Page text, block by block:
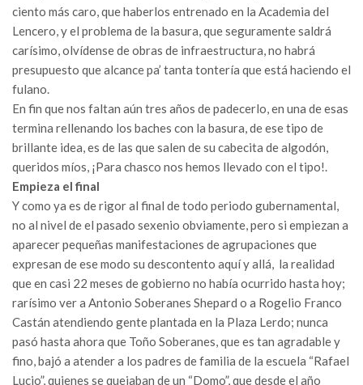
ciento más caro, que haberlos entrenado en la Academia del
Lencero, y el problema de la basura, que seguramente saldrá
carísimo, olvídense de obras de infraestructura, no habrá
presupuesto que alcance pa’ tanta tontería que está haciendo el
fulano.
En fin que nos faltan aún tres años de padecerlo, en una de esas
termina rellenando los baches con la basura, de ese tipo de
brillante idea, es de las que salen de su cabecita de algodón,
queridos míos, ¡Para chasco nos hemos llevado con el tipo!.
Empieza el final
Y como ya es de rigor al final de todo periodo gubernamental,
no al nivel de el pasado sexenio obviamente, pero si empiezan a
aparecer pequeñas manifestaciones de agrupaciones que
expresan de ese modo su descontento aquí y allá, la realidad
que en casi 22 meses de gobierno no había ocurrido hasta hoy;
rarísimo ver a Antonio Soberanes Shepard o a Rogelio Franco
Castán atendiendo gente plantada en la Plaza Lerdo; nunca
pasó hasta ahora que Toño Soberanes, que es tan agradable y
fino, bajó a atender a los padres de familia de la escuela “Rafael
Lucio”, quienes se quejaban de un “Domo”, que desde el año